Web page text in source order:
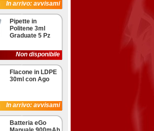
In arrivo: avvisami
Pipette in
Politene 3ml
Graduate 5 Pz
Non disponibile
Flacone in LDPE
30ml con Ago
In arrivo: avvisami
Batteria eGo